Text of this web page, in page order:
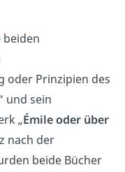
beiden
oder Prinzipien des
und sein
„Émile oder über
nach der
beide Bücher